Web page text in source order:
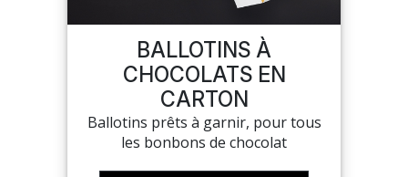
BALLOTINS À
CHOCOLATS EN
CARTON
Ballotins prêts à garnir, pour tous
les bonbons de chocolat